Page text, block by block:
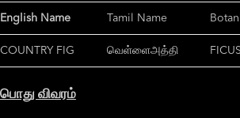
English Name Tamil Name
COUNTRY FIG வெள்ளைஅத்தி
பொது விவரம்